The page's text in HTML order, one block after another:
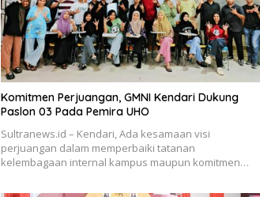
Komitmen Perjuangan, GMNI Kendari Dukung
Paslon 03 Pada Pemira UHO
Sultranews.id – Kendari, Ada kesamaan visi
perjuangan dalam memperbaiki tatanan
kelembagaan internal kampus maupun komitmen…